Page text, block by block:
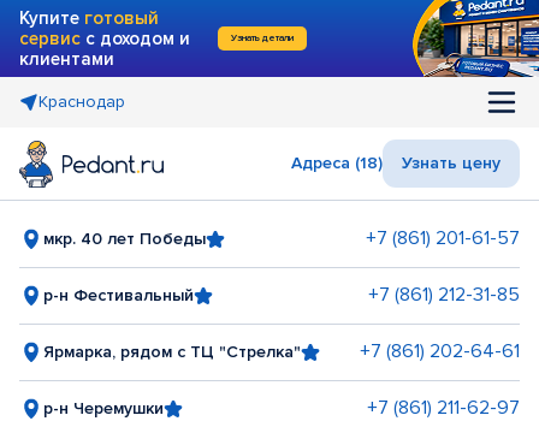
Купите готовый
сервис с доходом и
клиентами
Узнать детали
Краснодар
Адреса (18) Узнать цену
мкр. 40 лет Победы +7 (861) 201-61-57
р-н Фестивальный +7 (861) 212-31-85
Ярмарка, рядом с ТЦ "Стрелка" +7 (861) 202-64-61
р-н Черемушки +7 (861) 211-62-97